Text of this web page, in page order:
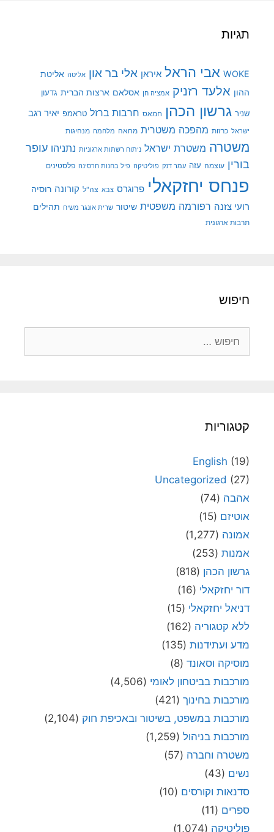
תגיות
WOKE אבי הראל איראן אלי בר און אליטה אליטת
ההון אלעד רזניק אמציה חן אסלאם ארצות הברית גדעון
שניר גרשון הכהן חמאס חרבות ברזל טראמפ יאיר רגב
ישראל כרזות מהפכה משטרית מחאה מלחמה מנהיגות
משטרה משטרת ישראל ניתוח רשתות ארגוניות נתניהו עופר
בורין עוצמה עזה עמר דנק פוליטיקה פיל בחנות חרסינה פלסטינים
פנחס יחזקאלי פרוגרס צבא צה"ל קורונה רוסיה
רועי צזנה רפורמה משפטית שיטור שרית אונגר משיח תהילים
תרבות ארגונית
חיפוש
קטגוריות
English (19)
Uncategorized (27)
אהבה (74)
אוטיזם (15)
אמונה (1,277)
אמנות (253)
גרשון הכהן (818)
דור יחזקאלי (16)
דניאל יחזקאלי (15)
ללא קטגוריה (162)
מדע ועתידנות (135)
מוסיקה וסאונד (8)
מורכבות בביטחון לאומי (4,506)
מורכבות בחינוך (421)
מורכבות במשפט, בשיטור ובאכיפת חוק (2,104)
מורכבות בניהול (1,259)
משטרה וחברה (57)
נשים (43)
סדנאות וקורסים (10)
ספרים (11)
פוליטיקה (1,074)